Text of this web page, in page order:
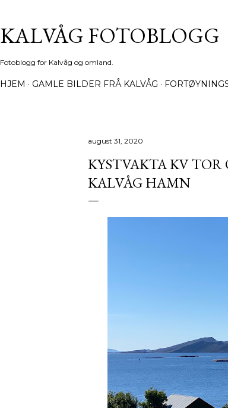
KALVÅG FOTOBLOGG
Fotoblogg for Kalvåg og omland.
HJEM GAMLE BILDER FRÅ KALVÅG
august 31, 2020
KYSTVAKTA KV TOR
KALVÅG HAMN